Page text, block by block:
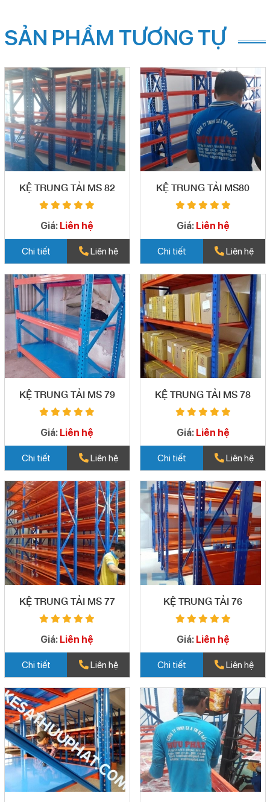
SẢN PHẨM TƯƠNG TỰ
KỆ TRUNG TẢI MS 82
Giá: Liên hệ
Chi tiết Liên hệ
KỆ TRUNG TẢI MS80
Giá: Liên hệ
Chi tiết Liên hệ
KỆ TRUNG TẢI MS 79
Giá: Liên hệ
Chi tiết Liên hệ
KỆ TRUNG TẢI MS 78
Giá: Liên hệ
Chi tiết Liên hệ
KỆ TRUNG TẢI MS 77
Giá: Liên hệ
Chi tiết Liên hệ
KỆ TRUNG TẢI 76
Giá: Liên hệ
Chi tiết Liên hệ